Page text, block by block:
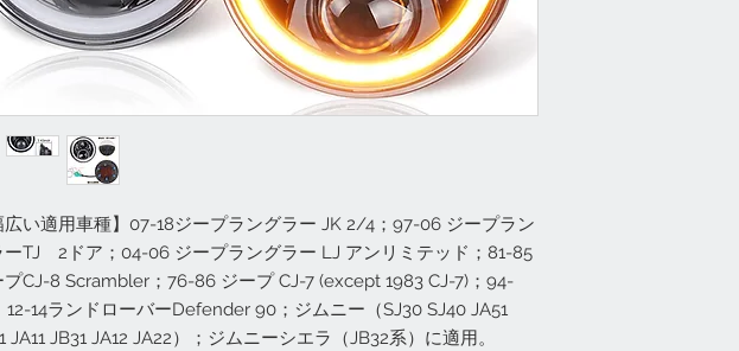
広い適用車種】07-18ジープラングラー JK 2/4；97-06 ジープラン
ーTJ 2ドア；04-06 ジープラングラー LJ アンリミテッド；81-85
プCJ-8 Scrambler；76-86 ジープ CJ-7 (except 1983 CJ-7)；94-
14ランドローバーDefender 90；ジムニー（SJ30 SJ40 JA51
JA11 JB31 JA12 JA22）；ジムニーシエラ（JB32系）に適用。